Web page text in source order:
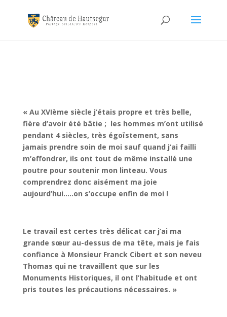
« Au XVIème siècle j’étais propre et très belle,
fière d’avoir été bâtie ; les hommes m’ont utilisé
pendant 4 siècles, très égoïstement, sans
jamais prendre soin de moi sauf quand j’ai failli
m’effondrer, ils ont tout de même installé une
poutre pour soutenir mon linteau. Vous
comprendrez donc aisément ma joie
aujourd’hui…..on s’occupe enfin de moi !
Le travail est certes très délicat car j’ai ma
grande sœur au-dessus de ma tête, mais je fais
confiance à Monsieur Franck Cibert et son neveu
Thomas qui ne travaillent que sur les
Monuments Historiques, il ont l’habitude et ont
pris toutes les précautions nécessaires. »